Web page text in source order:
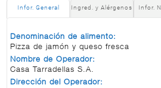
Infor. General Ingred. y Alérgenos Infor.
Denominación de alimento:
Pizza de jamón y queso fresca
Nombre de Operador:
Casa Tarradellas S.A.
Dirección del Operador: